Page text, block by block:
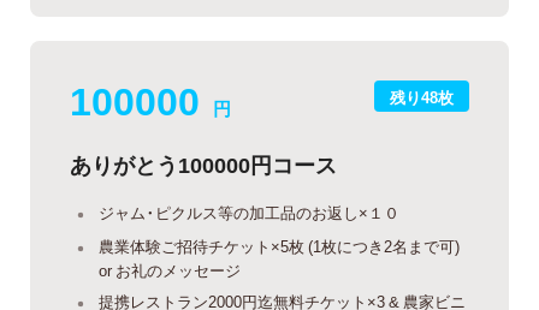
残り48枚
100000 円
ありがとう100000円コース
ジャム・ピクルス等の加工品のお返し×１０
農業体験ご招待チケット×5枚 (1枚につき2名まで可)
or お礼のメッセージ
提携レストラン2000円迄無料チケット×3 & 農家ビニ